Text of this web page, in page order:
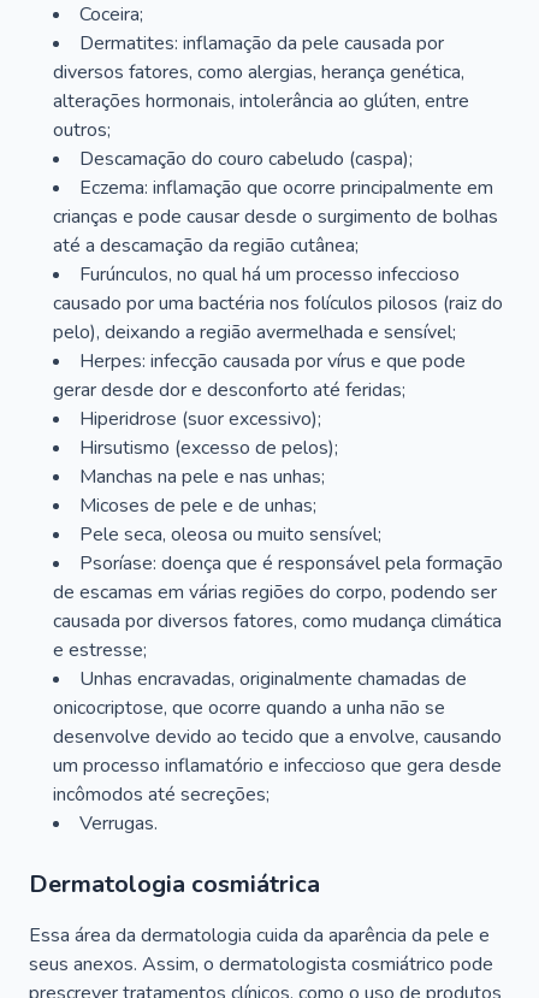
Coceira;
Dermatites: inflamação da pele causada por
diversos fatores, como alergias, herança genética,
alterações hormonais, intolerância ao glúten, entre
outros;
Descamação do couro cabeludo (caspa);
Eczema: inflamação que ocorre principalmente em
crianças e pode causar desde o surgimento de bolhas
até a descamação da região cutânea;
Furúnculos, no qual há um processo infeccioso
causado por uma bactéria nos folículos pilosos (raiz do
pelo), deixando a região avermelhada e sensível;
Herpes: infecção causada por vírus e que pode
gerar desde dor e desconforto até feridas;
Hiperidrose (suor excessivo);
Hirsutismo (excesso de pelos);
Manchas na pele e nas unhas;
Micoses de pele e de unhas;
Pele seca, oleosa ou muito sensível;
Psoríase: doença que é responsável pela formação
de escamas em várias regiões do corpo, podendo ser
causada por diversos fatores, como mudança climática
e estresse;
Unhas encravadas, originalmente chamadas de
onicocriptose, que ocorre quando a unha não se
desenvolve devido ao tecido que a envolve, causando
um processo inflamatório e infeccioso que gera desde
incômodos até secreções;
Verrugas.
Dermatologia cosmiátrica
Essa área da dermatologia cuida da aparência da pele e
seus anexos. Assim, o dermatologista cosmiátrico pode